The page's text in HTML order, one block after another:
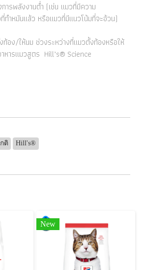
ารพลังงานต่ำ (เช่น แมวที่มีความ
ทำหมันแล้ว หรือแมวที่มีแนวโน้มที่จะอ้วน)
อง/ให้นม ช่วงระหว่างที่แมวตั้งท้องหรือให้
หารแมวสูตร Hill’s® Science
ติ Hill's®
New